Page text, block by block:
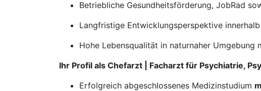
Betriebliche Gesundheitsförderung, JobRad
Langfristige Entwicklungsperspektive
Hohe Lebensqualität in naturnaher Umgebung
Ihr Profil als Chefarzt | Facharzt für Psychiatrie,
Erfolgreich abgeschlossenes Medizinstudium